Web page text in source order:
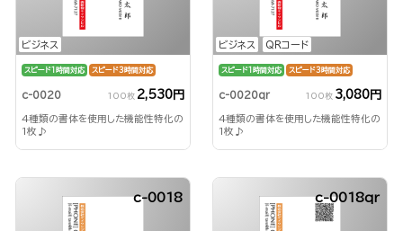
ビジネス
スピード1時間対応 スピード3時間対応
c-0020 100枚 2,530円
4種類の書体を使用した機能性特化の
1枚♪
ビジネス QRコード
スピード1時間対応 スピード3時間対応
c-0020qr 100枚 3,080円
4種類の書体を使用した機能性特化の
1枚♪
c-0018 c-0018qr